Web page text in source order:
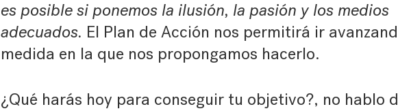
es posible si ponemos la ilusión, la pasión y los medios
adecuados. El Plan de Acción nos permitirá ir
medida en la que nos propongamos hacerlo.
¿Qué harás hoy para conseguir tu objetivo?, no hablo